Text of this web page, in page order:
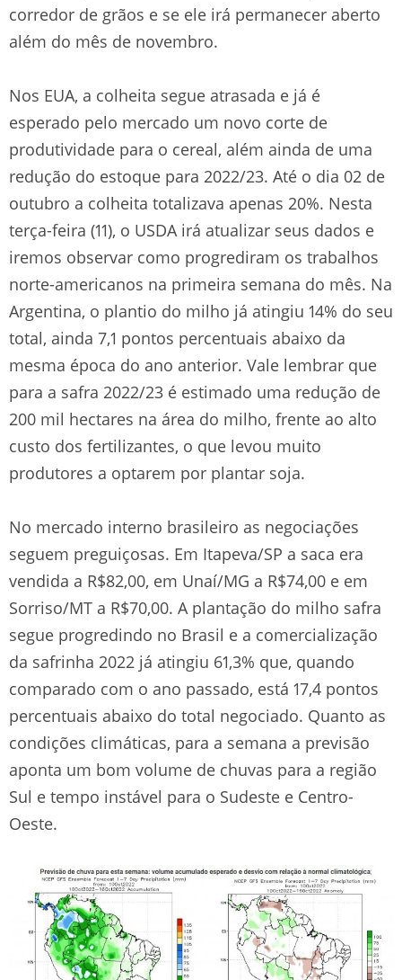
corredor de grãos e se ele irá permanecer aberto
além do mês de novembro.
Nos EUA, a colheita segue atrasada e já é
esperado pelo mercado um novo corte de
produtividade para o cereal, além ainda de uma
redução do estoque para 2022/23. Até o dia 02 de
outubro a colheita totalizava apenas 20%. Nesta
terça-feira (11), o USDA irá atualizar seus dados e
iremos observar como progrediram os trabalhos
norte-americanos na primeira semana do mês. Na
Argentina, o plantio do milho já atingiu 14% do seu
total, ainda 7,1 pontos percentuais abaixo da
mesma época do ano anterior. Vale lembrar que
para a safra 2022/23 é estimado uma redução de
200 mil hectares na área do milho, frente ao alto
custo dos fertilizantes, o que levou muito
produtores a optarem por plantar soja.
No mercado interno brasileiro as negociações
seguem preguiçosas. Em Itapeva/SP a saca era
vendida a R$82,00, em Unaí/MG a R$74,00 e em
Sorriso/MT a R$70,00. A plantação do milho safra
segue progredindo no Brasil e a comercialização
da safrinha 2022 já atingiu 61,3% que, quando
comparado com o ano passado, está 17,4 pontos
percentuais abaixo do total negociado. Quanto as
condições climáticas, para a semana a previsão
aponta um bom volume de chuvas para a região
Sul e tempo instável para o Sudeste e Centro-
Oeste.